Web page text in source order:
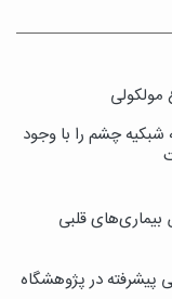
مولکولی
چشم را با وجود
بیماری‌های قلبی
پیشرفته در پژوهشگاه